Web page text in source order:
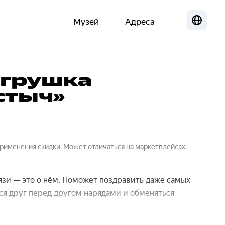
Музей Адреса
скидки. Может отличаться на маркетплейсах.
— это о нём. Поможет поздравить даже самых
друг перед другом нарядами и обменяться